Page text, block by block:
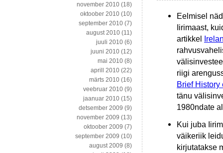
Eelmisel
Iirimaast,
artikkel
riigi
Brief History
tänu
1980ndate
Kui juba
väikeriik
kirjutatakse
november 2010 (18)
oktoober 2010 (10)
september 2010 (7)
august 2010 (11)
juuli 2010 (6)
juuni 2010 (12)
mai 2010 (8)
aprill 2010 (22)
märts 2010 (16)
veebruar 2010 (9)
jaanuar 2010 (15)
detsember 2009 (9)
november 2009 (13)
oktoober 2009 (7)
september 2009 (10)
august 2009 (8)